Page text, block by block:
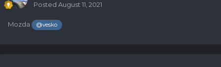
Posted August 11, 2021
Mozda @vesko